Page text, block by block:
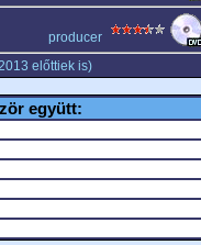
producer
előttiek is)
együtt: